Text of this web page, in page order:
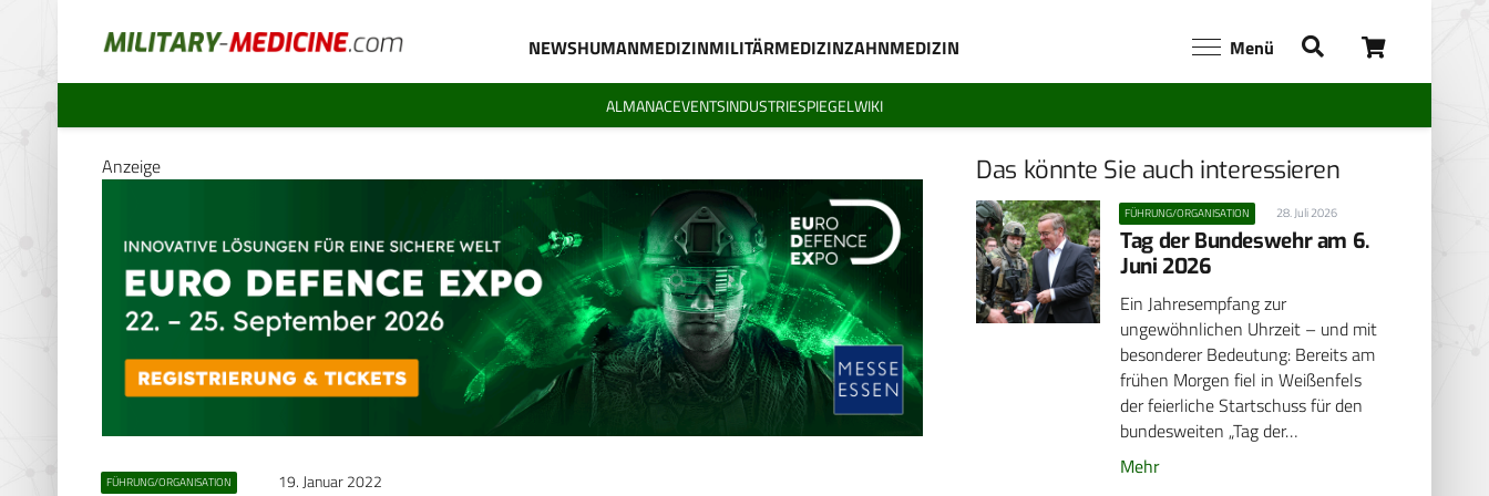
NEWSHUMANMEDIZINMILITÄRMEDIZINZAHNMEDIZIN Menü
ALMANACEVENTSINDUSTRIESPIEGELWIKI
Anzeige
FÜHRUNG/ORGANISATION 19. Januar 2022
Das könnte Sie auch interessieren
FÜHRUNG/ORGANISATION 28. Juli 2026
Tag der Bundeswehr am 6.
Juni 2026
Ein Jahresempfang zur
ungewöhnlichen Uhrzeit – und mit
besonderer Bedeutung: Bereits am
frühen Morgen fiel in Weißenfels
der feierliche Startschuss für den
bundesweiten „Tag der…
Mehr